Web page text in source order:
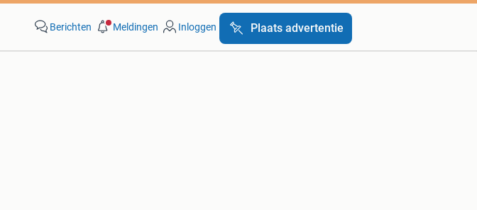
Berichten Meldingen Inloggen Plaats advertentie